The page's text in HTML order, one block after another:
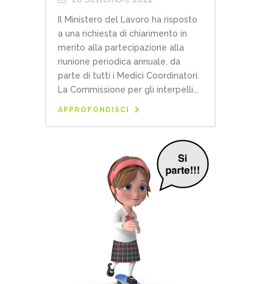
Il Ministero del Lavoro ha risposto
a una richiesta di chiarimento in
merito alla partecipazione alla
riunione periodica annuale, da
parte di tutti i Medici Coordinatori.
La Commissione per gli interpelli...
APPROFONDISCI